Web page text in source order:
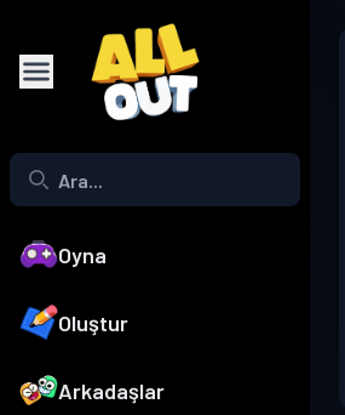
Oyna
Oluştur
Arkadaşlar